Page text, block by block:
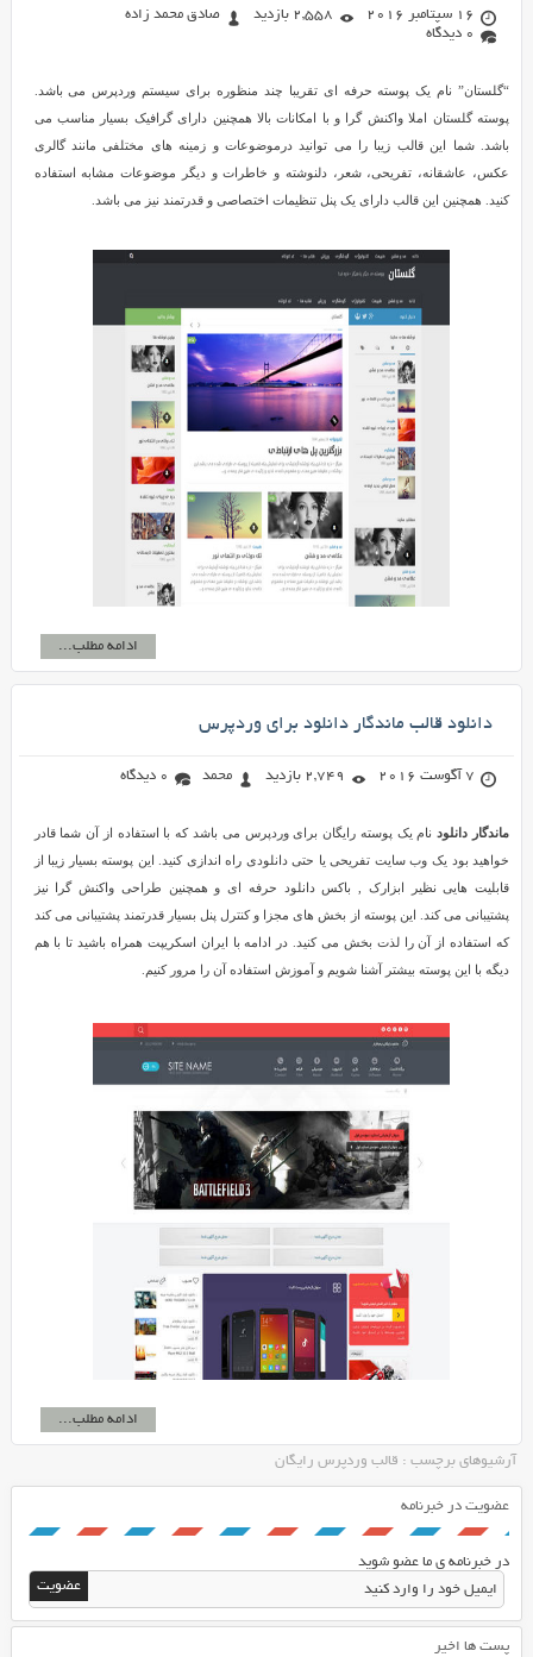
16 سپتامبر 2016 2,558 بازدید
صادق محمد زاده
0 دیدگاه
“گلستان” نام یک پوسته حرفه ای تقریبا چند منظوره برای سیستم وردپرس می باشد.
پوسته گلستان املا واکنش گرا و با امکانات بالا همچنین دارای گرافیک بسیار مناسب می
باشد. شما این قالب زیبا را می توانید درموضوعات و زمینه های مختلفی مانند گالری
عکس، عاشقانه، تفریحی، شعر، دلنوشته و خاطرات و دیگر موضوعات مشابه استفاده
کنید. همچنین این قالب دارای یک پنل تنظیمات اختصاصی و قدرتمند نیز می باشد.
ادامه مطلب...
دانلود قالب ماندگار دانلود برای وردپرس
7 آگوست 2016 2,749 بازدید محمد 0 دیدگاه
ماندگار دانلودنام یک پوسته رایگان برای وردپرس می باشد که با استفاده از آن شما قادر
خواهید بود یک وب سایت تفریحی یا حتی دانلودی راه اندازی کنید. این پوسته بسیار زیبا از
قابلیت هایی نظیر ابزارک , باکس دانلود حرفه ای و همچنین طراحی واکنش گرا نیز
پشتیبانی می کند. این پوسته از بخش های مجزا و کنترل پنل بسیار قدرتمند پشتیبانی می کند
که استفاده از آن را لذت بخش می کنید. در ادامه با ایران اسکریپت همراه باشید تا با هم
دیگه با این پوسته بیشتر آشنا شویم و آموزش استفاده آن را مرور کنیم.
ادامه مطلب...
آرشیوهای برچسب : قالب وردپرس رایگان
عضویت در خبرنامه
در خبرنامه ی ما عضو شوید
پست ها اخیر